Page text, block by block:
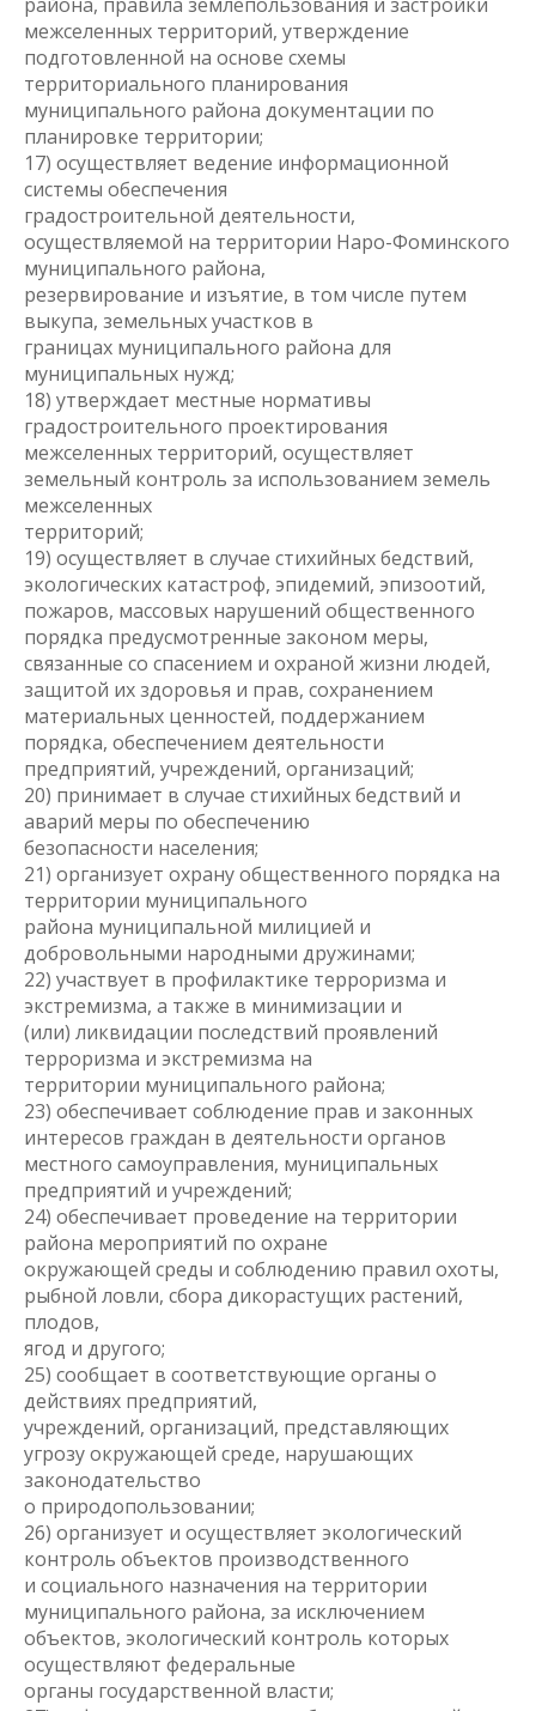
межселенных территорий, утверждение
подготовленной на основе схемы
территориального планирования
муниципального района документации по
планировке территории;
17) осуществляет ведение информационной
системы обеспечения
градостроительной деятельности,
осуществляемой на территории Наро-Фоминского
муниципального района,
резервирование и изъятие, в том числе путем
выкупа, земельных участков в
границах муниципального района для
муниципальных нужд;
18) утверждает местные нормативы
градостроительного проектирования
межселенных территорий, осуществляет
земельный контроль за использованием земель
межселенных
территорий;
19) осуществляет в случае стихийных бедствий,
экологических катастроф, эпидемий, эпизоотий,
пожаров, массовых нарушений общественного
порядка предусмотренные законом меры,
связанные со спасением и охраной жизни людей,
защитой их здоровья и прав, сохранением
материальных ценностей, поддержанием
порядка, обеспечением деятельности
предприятий, учреждений, организаций;
20) принимает в случае стихийных бедствий и
аварий меры по обеспечению
безопасности населения;
21) организует охрану общественного порядка на
территории муниципального
района муниципальной милицией и
добровольными народными дружинами;
22) участвует в профилактике терроризма и
экстремизма, а также в минимизации и
(или) ликвидации последствий проявлений
терроризма и экстремизма на
территории муниципального района;
23) обеспечивает соблюдение прав и законных
интересов граждан в деятельности органов
местного самоуправления, муниципальных
предприятий и учреждений;
24) обеспечивает проведение на территории
района мероприятий по охране
окружающей среды и соблюдению правил охоты,
рыбной ловли, сбора дикорастущих растений,
плодов,
ягод и другого;
25) сообщает в соответствующие органы о
действиях предприятий,
учреждений, организаций, представляющих
угрозу окружающей среде, нарушающих
законодательство
о природопользовании;
26) организует и осуществляет экологический
контроль объектов производственного
и социального назначения на территории
муниципального района, за исключением
объектов, экологический контроль которых
осуществляют федеральные
органы государственной власти;